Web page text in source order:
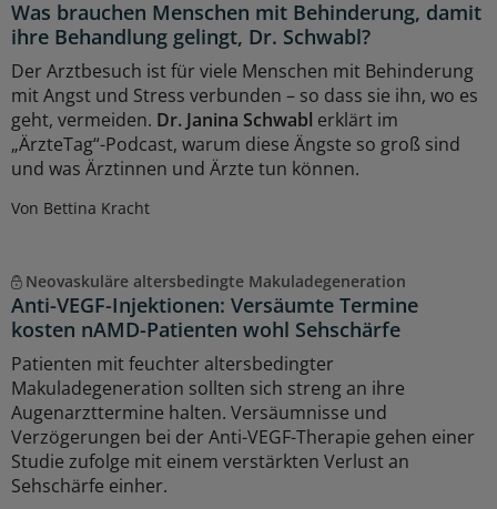
Was brauchen Menschen mit Behinderung, damit
ihre Behandlung gelingt, Dr. Schwabl?
Der Arztbesuch ist für viele Menschen mit Behinderung
mit Angst und Stress verbunden – so dass sie ihn, wo es
geht, vermeiden. Dr. Janina Schwabl erklärt im
„ÄrzteTag“-Podcast, warum diese Ängste so groß sind
und was Ärztinnen und Ärzte tun können.
Von Bettina Kracht
Neovaskuläre altersbedingte Makuladegeneration
Anti-VEGF-Injektionen: Versäumte Termine
kosten nAMD-Patienten wohl Sehschärfe
Patienten mit feuchter altersbedingter
Makuladegeneration sollten sich streng an ihre
Augenarzttermine halten. Versäumnisse und
Verzögerungen bei der Anti-VEGF-Therapie gehen einer
Studie zufolge mit einem verstärkten Verlust an
Sehschärfe einher.